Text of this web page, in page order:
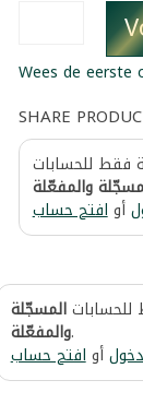
Wees de
SHARE
فقط للحسابات
والمفعّلة
أوافتح حساب
للحساباتالمسجّلة
والمفعّلة.
أوافتح حساب